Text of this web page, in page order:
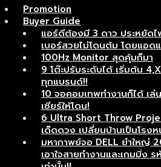
Promotion
Buyer Guide
แอร์ดีต้องมี 3 ดาว ประหยัดไ
เบอร์สวยไม่โดนต้ม โดยแอด
100Hz Monitor สุดคุ้มก็มา
9 โต๊ะปรับระดับได้ เริ่มต้น
ทุกแบรนด์!!
10 จอคอมเทพทำงานก็ได้ เ
เชียร์ให้โดน!
6 Ultra Short Throw
เด็ดดวง เปลี่ยนบ้านเป็นโรง
มหากาพย์จอ DELL ยำใหญ่
เอาใจสายทำงานและเกมมิ่ง